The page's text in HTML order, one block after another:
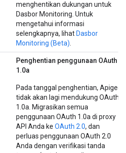
menghentikan dukungan untuk
Dasbor Monitoring. Untuk
mengetahui informasi
selengkapnya, lihat Dasbor
Monitoring (Beta)
Penghentian penggunaan OAuth
1.0a
Pada tanggal penghentian, Apigee
tidak akan lagi mendukung OAuth
1.0a. Migrasikan semua
penggunaan OAuth 1.0a di proxy
API Anda ke OAuth 2.0, dan
perluas penggunaan OAuth 2.0
Anda dengan verifikasi tanda